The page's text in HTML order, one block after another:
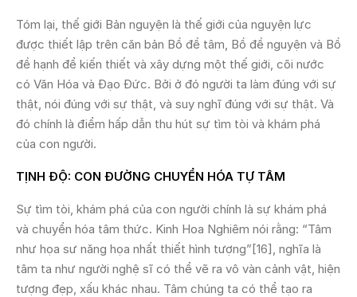
Tóm lại, thế giới Bản nguyện là thế giới của nguyện lực
được thiết lập trên căn bản Bồ đề tâm, Bồ đề nguyện và Bồ
đề hạnh để kiến thiết và xây dựng một thế giới, cõi nước
có Văn Hóa và Đạo Đức. Bởi ở đó người ta làm đúng với sự
thật, nói đúng với sự thật, và suy nghĩ đúng với sự thật. Và
đó chính là điểm hấp dẫn thu hút sự tìm tòi và khám phá
của con người.
TỊNH ĐỘ: CON ĐƯỜNG CHUYỂN HÓA TỰ TÂM
Sự tìm tòi, khám phá của con người chính là sự khám phá
và chuyển hóa tâm thức. Kinh Hoa Nghiêm nói rằng: “Tâm
như họa sư năng họa nhất thiết hình tượng”[16], nghĩa là
tâm ta như người nghệ sĩ có thể vẽ ra vô vàn cảnh vật, hiện
tượng đẹp, xấu khác nhau. Tâm chúng ta có thể tạo ra